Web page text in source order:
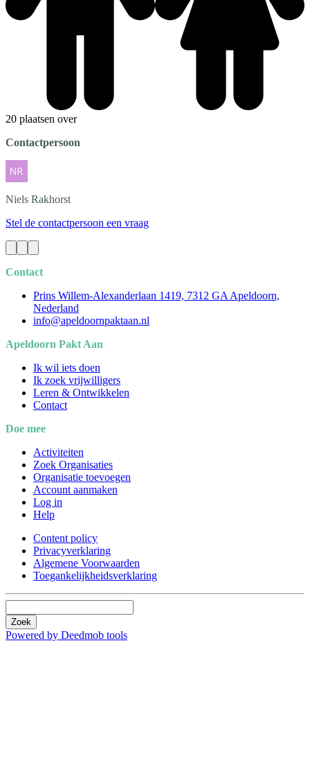
20 plaatsen over
Contactpersoon
Niels Rakhorst
Stel de contactpersoon een vraag
Contact
Prins Willem-Alexanderlaan 1419, 7312 GA Apeldoorn,
Nederland
info@apeldoornpaktaan.nl
Apeldoorn Pakt Aan
Ik wil iets doen
Ik zoek vrijwilligers
Leren & Ontwikkelen
Contact
Doe mee
Activiteiten
Zoek Organisaties
Organisatie toevoegen
Account aanmaken
Log in
Help
Content policy
Privacyverklaring
Algemene Voorwaarden
Toegankelijkheidsverklaring
Zoek
Powered by Deedmob tools